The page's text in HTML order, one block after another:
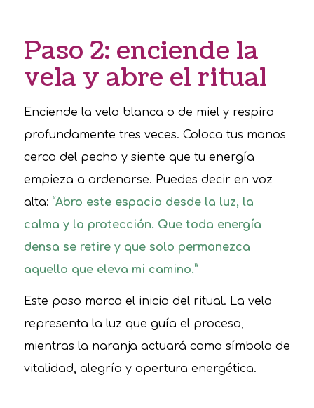
Paso 2: enciende la
vela y abre el ritual
Enciende la vela blanca o de miel y respira
profundamente tres veces. Coloca tus manos
cerca del pecho y siente que tu energía
empieza a ordenarse. Puedes decir en voz
alta: “Abro este espacio desde la luz, la
calma y la protección. Que toda energía
densa se retire y que solo permanezca
aquello que eleva mi camino.”
Este paso marca el inicio del ritual. La vela
representa la luz que guía el proceso,
mientras la naranja actuará como símbolo de
vitalidad, alegría y apertura energética.